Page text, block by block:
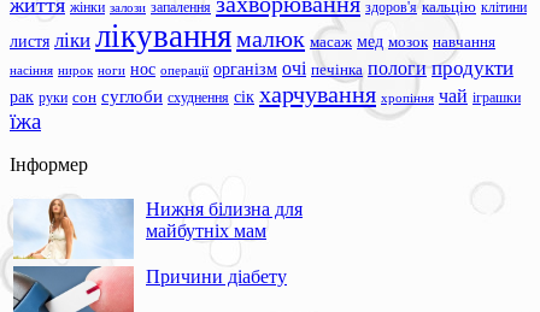
життя жінки залози запалення здоров'я кальцію клітини
листя ліки лікуваннямалюк масаж мед мозок навчання
насіння нирок ноги нос операції організм очі печінка пологи продукти
рак руки сон суглоби схуднення сік харчування хропіння чай іграшки
їжа
Інформер
Нижня білизна для
майбутніх мам
Причини діабету